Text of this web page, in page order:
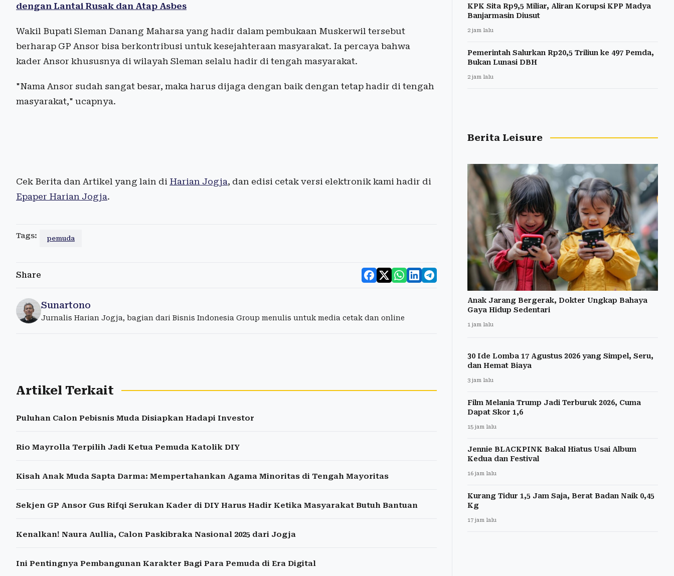
dengan Lantai Rusak dan Atap Asbes
Wakil Bupati Sleman Danang Maharsa yang hadir dalam pembukaan Muskerwil tersebut
berharap GP Ansor bisa berkontribusi untuk kesejahteraan masyarakat. Ia percaya bahwa
kader Ansor khususnya di wilayah Sleman selalu hadir di tengah masyarakat.
"Nama Ansor sudah sangat besar, maka harus dijaga dengan baik dengan tetap hadir di tengah
masyarakat," ucapnya.
Cek Berita dan Artikel yang lain di Harian Jogja, dan edisi cetak versi elektronik kami hadir di
Epaper Harian Jogja.
Tags: pemuda
Share
Sunartono
Jurnalis Harian Jogja, bagian dari Bisnis Indonesia Group menulis untuk media cetak dan online
Artikel Terkait
Puluhan Calon Pebisnis Muda Disiapkan Hadapi Investor
Rio Mayrolla Terpilih Jadi Ketua Pemuda Katolik DIY
Kisah Anak Muda Sapta Darma: Mempertahankan Agama Minoritas di Tengah Mayoritas
Sekjen GP Ansor Gus Rifqi Serukan Kader di DIY Harus Hadir Ketika Masyarakat Butuh Bantuan
Kenalkan! Naura Aullia, Calon Paskibraka Nasional 2025 dari Jogja
Ini Pentingnya Pembangunan Karakter Bagi Para Pemuda di Era Digital
KPK Sita Rp9,5 Miliar, Aliran Korupsi KPP Madya
Banjarmasin Diusut
2 jam lalu
Pemerintah Salurkan Rp20,5 Triliun ke 497 Pemda,
Bukan Lunasi DBH
2 jam lalu
Berita Leisure
Anak Jarang Bergerak, Dokter Ungkap Bahaya
Gaya Hidup Sedentari
1 jam lalu
30 Ide Lomba 17 Agustus 2026 yang Simpel, Seru,
dan Hemat Biaya
3 jam lalu
Film Melania Trump Jadi Terburuk 2026, Cuma
Dapat Skor 1,6
15 jam lalu
Jennie BLACKPINK Bakal Hiatus Usai Album
Kedua dan Festival
16 jam lalu
Kurang Tidur 1,5 Jam Saja, Berat Badan Naik 0,45
Kg
17 jam lalu